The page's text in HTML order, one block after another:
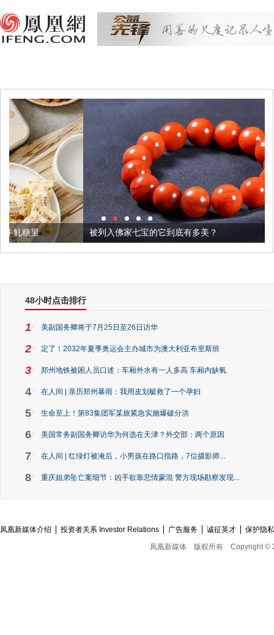
被列入佛家七宝的它到底有多美？
48小时点击排行
1 美副国务卿将于7月25日至26日访华
2 定了！2032年夏季奥运会主办城市为澳大利亚布里斯班
3 郑州地铁被困人员口述：车厢外水有一人多高 车厢内缺氧
4 在人间 | 亲历郑州暴雨：我用皮划艇救了一个孕妇
5 生命至上！第83集团军某旅紧急实施爆破分洪
6 美国常务副国务卿访华为何选在天津？外交部：两个原因
7 在人间 | 红绿灯被淹后，小男孩在路口指路，7位摄影师...
8 重庆姐弟坠亡案细节：凶手欲靠悲情蒙混 警方现场勘察发现...
凤凰新媒体介绍 投资者关系 Investor Relations 广告服务 诚征英才
保护隐
凤凰新媒体
版权所有 Copyright ©